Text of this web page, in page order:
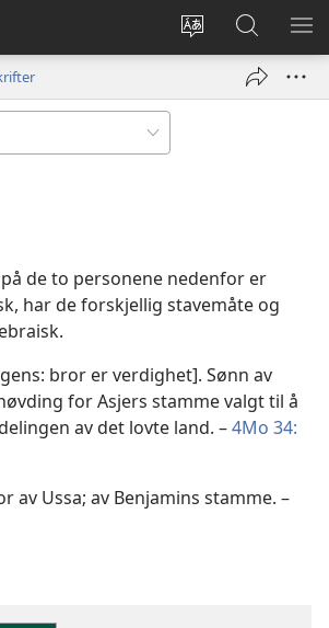
Endre
Logg
inn
vindu)
Søk
på
JW.ORG
VIS
de to personene nedenfor er
har de forskjellig stavemåte og
bror er verdighet]. Sønn av
for Asjers stamme valgt til å
av det lovte land. –4Mo 34:
av Ussa; av Benjamins stamme. –